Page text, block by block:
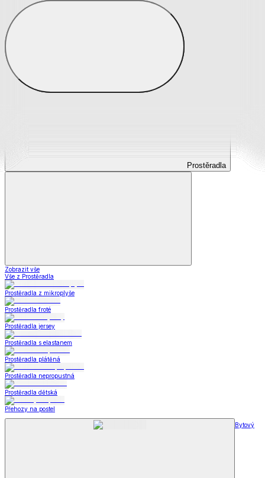
Prostěradla
Prostěradla
Zobrazit vše
Vše z Prostěradla
Prostěradla z mikroplyše
Prostěradla froté
Prostěradla jersey
Prostěradla s elastanem
Prostěradla plátěná
Prostěradla nepropustná
Prostěradla dětská
Přehozy na postel
Bytový